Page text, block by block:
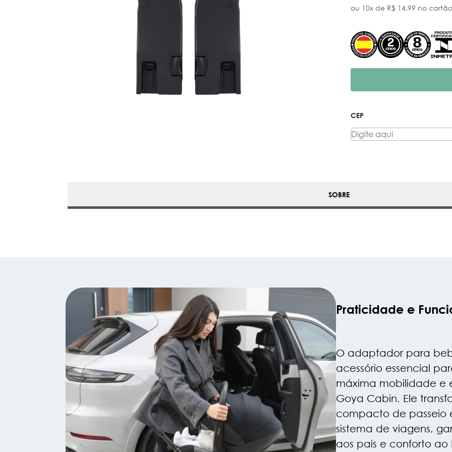
ou 10x de R$ 14,99 no cartão
CEP
SOBRE
Praticidade e
O adaptador para
acessório essencial
máxima mobilidade e
Goya Cabin. Ele
compacto de passeio
sistema de viagens,
aos pais e conforto ao